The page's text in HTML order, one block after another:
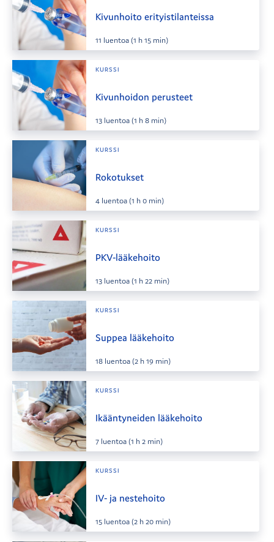
Kivunhoito erityistilanteissa
11 luentoa(1 h 15 min)
KURSSI
Kivunhoidon perusteet
13 luentoa(1 h 8 min)
KURSSI
Rokotukset
4 luentoa(1 h 0 min)
KURSSI
PKV-lääkehoito
13 luentoa(1 h 22 min)
KURSSI
Suppea lääkehoito
18 luentoa(2 h 19 min)
KURSSI
Ikääntyneiden lääkehoito
7 luentoa(1 h 2 min)
KURSSI
IV- ja nestehoito
15 luentoa(2 h 20 min)